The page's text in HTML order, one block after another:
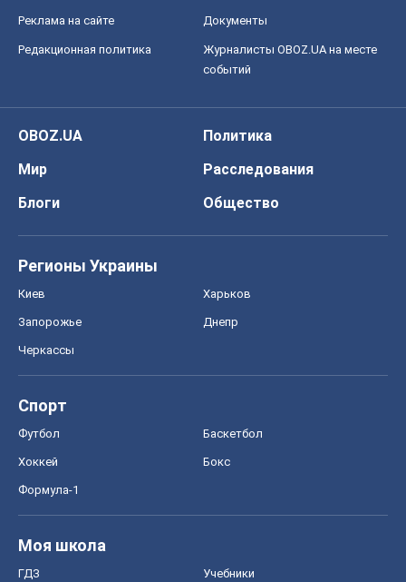
Реклама на сайте Документы
Редакционная политика
Журналисты OBOZ.UA на месте
событий
OBOZ.UA
Политика
Мир
Расследования
Блоги
Общество
Регионы Украины
Киев Харьков
Запорожье Днепр
Черкассы
Спорт
Футбол Баскетбол
Хоккей Бокс
Формула-1
Моя школа
ГДЗ Учебники